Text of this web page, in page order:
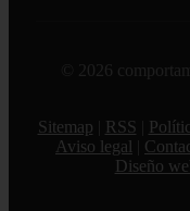
© 2026
Sitemap
RSS
Aviso legal
Diseño